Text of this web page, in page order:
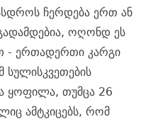
ჩერდება ერთ ან
ოღონდ ეს
- ერთადერთი კარგი
სულისკვეთების
ყოფილა, თუმცა 26
ამტკიცებს, რომ